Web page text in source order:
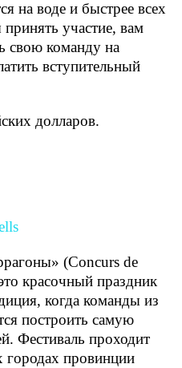
на воде и быстрее всех
участие, вам
свою команду на
вступительный
долларов.
(Concurs de
красочный праздник
когда команды из
построить самую
Фестиваль проходит
городах провинции